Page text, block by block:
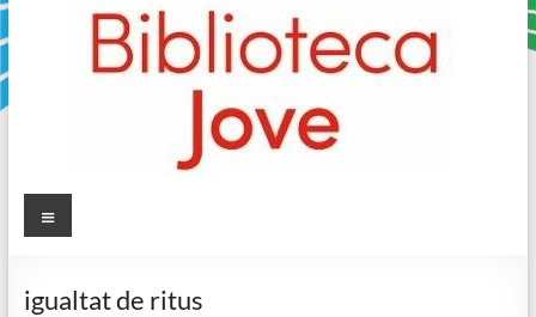
Sala
Biblioteca
Menú
igualtat de ritus